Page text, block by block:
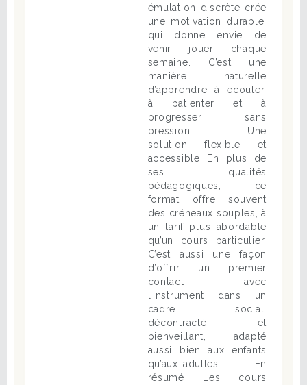
émulation discrète crée
une motivation durable,
qui donne envie de
venir jouer chaque
semaine. C’est une
manière naturelle
d’apprendre à écouter,
à patienter et à
progresser sans
pression. Une
solution flexible et
accessible En plus de
ses qualités
pédagogiques, ce
format offre souvent
des créneaux souples, à
un tarif plus abordable
qu’un cours particulier.
C’est aussi une façon
d’offrir un premier
contact avec
l’instrument dans un
cadre social,
décontracté et
bienveillant, adapté
aussi bien aux enfants
qu’aux adultes. En
résumé Les cours